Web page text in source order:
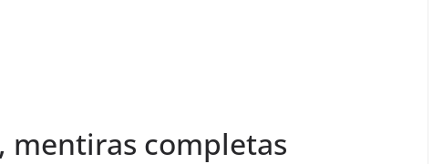
mentiras completas